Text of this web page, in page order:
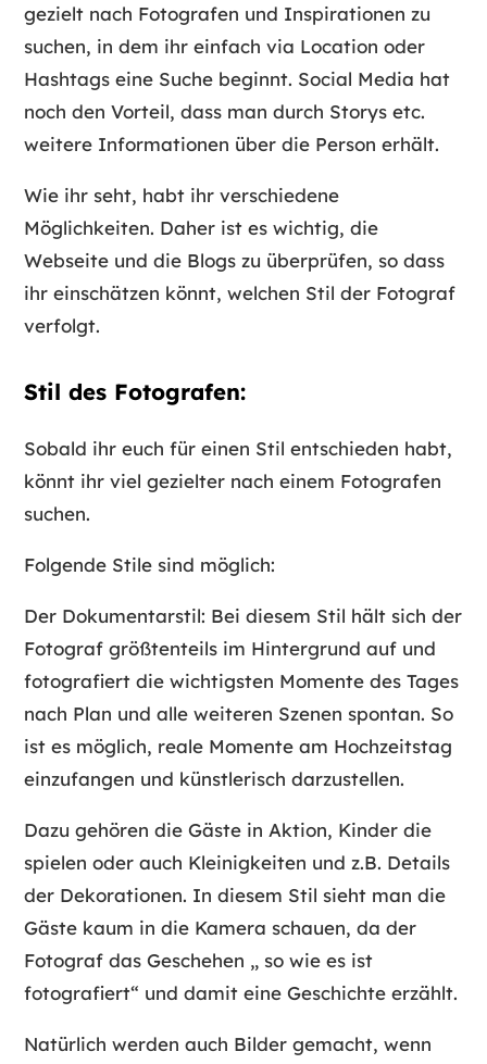
gezielt nach Fotografen und Inspirationen zu
suchen, in dem ihr einfach via Location oder
Hashtags eine Suche beginnt. Social Media hat
noch den Vorteil, dass man durch Storys etc.
weitere Informationen über die Person erhält.
Wie ihr seht, habt ihr verschiedene
Möglichkeiten. Daher ist es wichtig, die
Webseite und die Blogs zu überprüfen, so dass
ihr einschätzen könnt, welchen Stil der Fotograf
verfolgt.
Stil des Fotografen:
Sobald ihr euch für einen Stil entschieden habt,
könnt ihr viel gezielter nach einem Fotografen
suchen.
Folgende Stile sind möglich:
Der Dokumentarstil: Bei diesem Stil hält sich der
Fotograf größtenteils im Hintergrund auf und
fotografiert die wichtigsten Momente des Tages
nach Plan und alle weiteren Szenen spontan. So
ist es möglich, reale Momente am Hochzeitstag
einzufangen und künstlerisch darzustellen.
Dazu gehören die Gäste in Aktion, Kinder die
spielen oder auch Kleinigkeiten und z.B. Details
der Dekorationen. In diesem Stil sieht man die
Gäste kaum in die Kamera schauen, da der
Fotograf das Geschehen „ so wie es ist
fotografiert“ und damit eine Geschichte erzählt.
Natürlich werden auch Bilder gemacht, wenn